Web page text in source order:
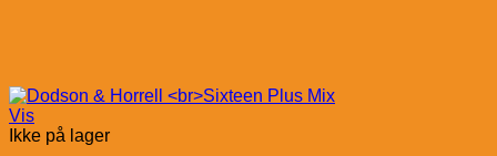
Vis
Ikke på lager